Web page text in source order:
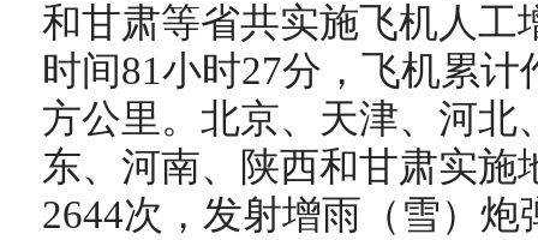
和甘肃等省共实施飞机人工
时间81小时27分，飞机累
方公里。北京、天津、河北
东、河南、陕西和甘肃实施
2644次，发射增雨（雪）炮